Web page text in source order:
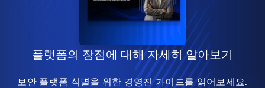
플랫폼의 장점에 대해 자세히 알아보기
보안 플랫폼 식별을 위한 경영진 가이드를 읽어보세요.